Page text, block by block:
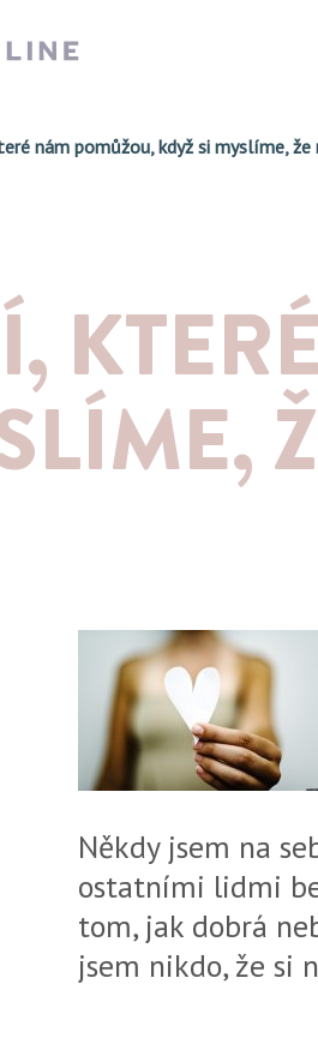
nám pomůžou, když si myslíme,
Někdy jsem na
ostatními lidmi
tom, jak dobrá
jsem nikdo, že si